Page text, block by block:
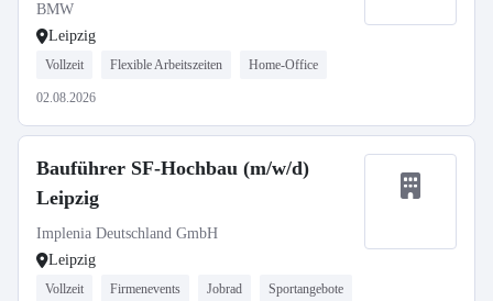
BMW
Leipzig
Vollzeit Flexible Arbeitszeiten Home-Office
02.08.2026
Bauführer SF-Hochbau (m/w/d)
Leipzig
Implenia Deutschland GmbH
Leipzig
Vollzeit Firmenevents Jobrad Sportangebote